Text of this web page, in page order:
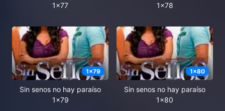
1x77
1x78
1x79
Sin senos no hay paraíso
1x79
1x80
Sin senos no hay paraíso
1x80